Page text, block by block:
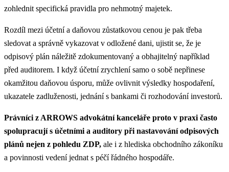
zohlednit specifická pravidla pro nehmotný majetek.
Rozdíl mezi účetní a daňovou zůstatkovou cenou je pak třeba
sledovat a správně vykazovat v odložené dani, ujistit se, že je
odpisový plán náležitě zdokumentovaný a obhajitelný například
před auditorem. I když účetní zrychlení samo o sobě nepřinese
okamžitou daňovou úsporu, může ovlivnit výsledky hospodaření,
ukazatele zadluženosti, jednání s bankami či rozhodování investorů.
Právníci z ARROWS advokátní kanceláře proto v praxi často
spolupracují s účetními a auditory při nastavování odpisových
plánů nejen z pohledu ZDP, ale i z hlediska obchodního zákoníku
a povinnosti vedení jednat s péčí řádného hospodáře.